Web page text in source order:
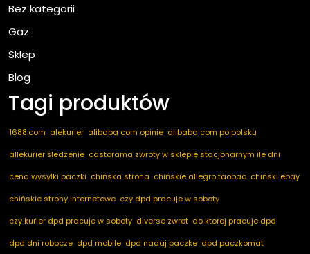
Bez kategorii
Gaz
Sklep
Blog
Tagi produktów
1688.com alekurier alibaba com opinie alibaba com po polsku
allekurier śledzenie castorama zwroty w sklepie stacjonarnym ile dni
cena wysyłki paczki chińska strona chińskie allegro taobao chiński ebay
chińskie strony internetowe czy dpd pracuje w soboty
czy kurier dpd pracuje w soboty diverse zwrot do ktorej pracuje dpd
dpd dni robocze dpd mobile dpd nadaj paczke dpd paczkomat